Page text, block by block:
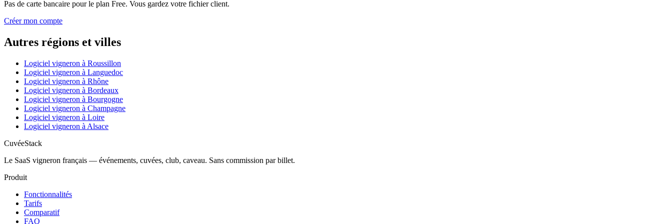
Pas de carte bancaire pour le plan Free. Vous gardez votre fichier client.
Créer mon compte
Autres régions et villes
Logiciel vigneron à Roussillon
Logiciel vigneron à Languedoc
Logiciel vigneron à Rhône
Logiciel vigneron à Bordeaux
Logiciel vigneron à Bourgogne
Logiciel vigneron à Champagne
Logiciel vigneron à Loire
Logiciel vigneron à Alsace
CuvéeStack
Le SaaS vigneron français — événements, cuvées, club, caveau. Sans commission par billet.
Produit
Fonctionnalités
Tarifs
Comparatif
FAQ